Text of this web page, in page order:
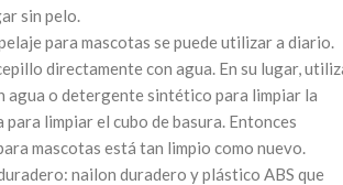
sin pelo.
para mascotas se puede utilizar a diario.
directamente con agua. En su lugar,
agua o detergente sintético para limpiar la
limpiar el cubo de basura. Entonces
mascotas está tan limpio como nuevo.
nailon duradero y plástico ABS que